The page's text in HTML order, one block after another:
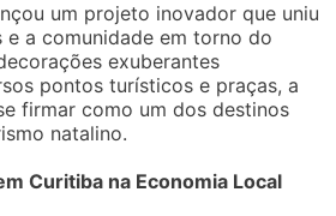
um projeto inovador que uniu
e a comunidade em torno do
exuberantes
pontos turísticos e praças, a
firmar como um dos destinos
natalino.
Curitiba na Economia Local